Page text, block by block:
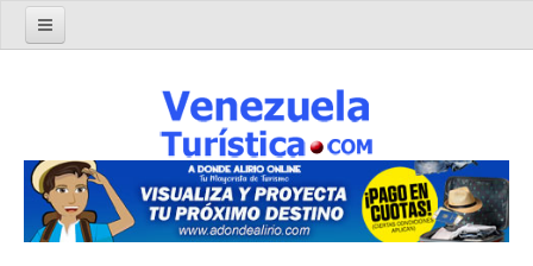
Turismo en Venezuela
Parques Nacionales de Venezuela
Parque Nacional Archipiélago Los Roques
Parque Nacional Canaima